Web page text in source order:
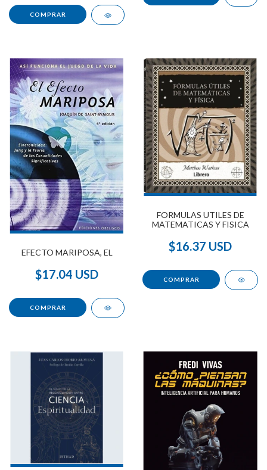
EFECTO MARIPOSA, EL
$17.04 USD
FORMULAS UTILES DE
MATEMATICAS Y FISICA
$16.37 USD